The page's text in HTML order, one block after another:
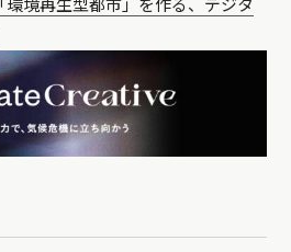
環境再生型都市」を作る、デジタ